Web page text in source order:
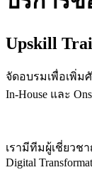
Upskill
จัดอบรมเพื่อเพิ่ม
In-House และ
เรามีทีมผู้เชี่ยวช
Digital